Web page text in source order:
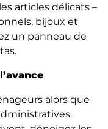
articles délicats –
bijoux et
un panneau de
alors que